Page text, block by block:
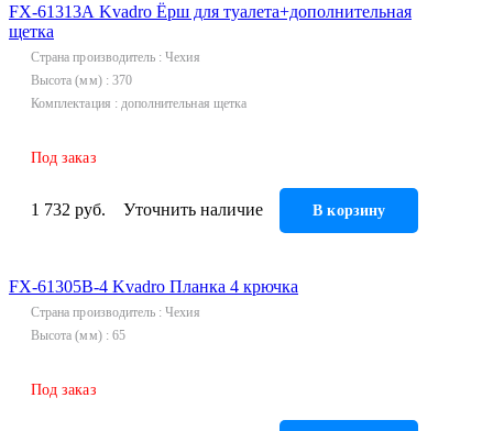
FX-61313А Kvadro Ёрш для туалета+дополнительная
щетка
Страна производитель
Чехия
Высота (мм)
370
Комплектация
дополнительная щетка
Под заказ
1 732 руб. Уточнить наличие В корзину
FX-61305В-4 Kvadro Планка 4 крючка
Страна производитель
Чехия
Высота (мм)
65
Под заказ